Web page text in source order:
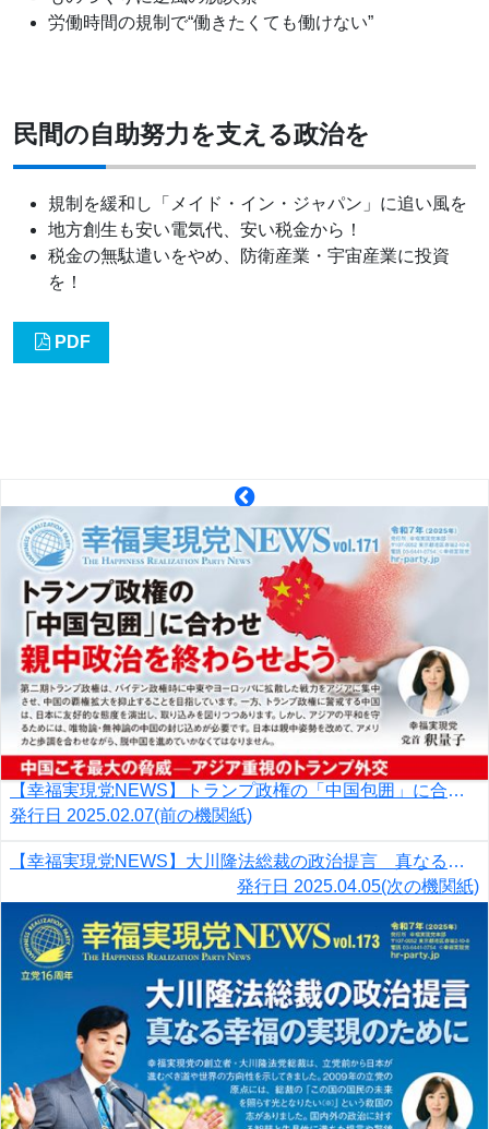
労働時間の規制で“働きたくても働けない”
民間の自助努力を支える政治を
規制を緩和し「メイド・イン・ジャパン」に追い風を
地方創生も安い電気代、安い税金から！
税金の無駄遣いをやめ、防衛産業・宇宙産業に投資
を！
PDF
【幸福実現党NEWS】トランプ政権の「中国包囲」に合わせ親中政治を終わらせよう
発行日 2025.02.07(前の機関紙)
【幸福実現党NEWS】大川隆法総裁の政治提言 真なる幸福の実現のために
発行日 2025.04.05(次の機関紙)